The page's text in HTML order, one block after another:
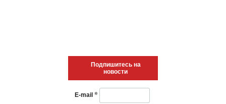
Подпишитесь на
новости
E-mail *